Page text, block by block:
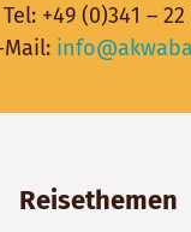
Tel: +49 (0)341 – 22
Mail:
Reisethemen